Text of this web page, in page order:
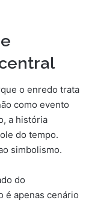
o enredo trata
como evento
a história
do tempo.
simbolismo.
do
é apenas cenário